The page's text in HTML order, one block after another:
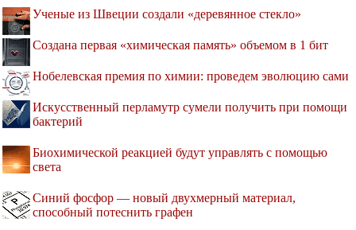
Ученые из Швеции создали «деревянное стекло»
Создана первая «химическая память» объемом в 1 бит
Нобелевская премия по химии: проведем эволюцию сами
Искусственный перламутр сумели получить при помощи
бактерий
Биохимической реакцией будут управлять с помощью
света
Синий фосфор — новый двухмерный материал,
способный потеснить графен